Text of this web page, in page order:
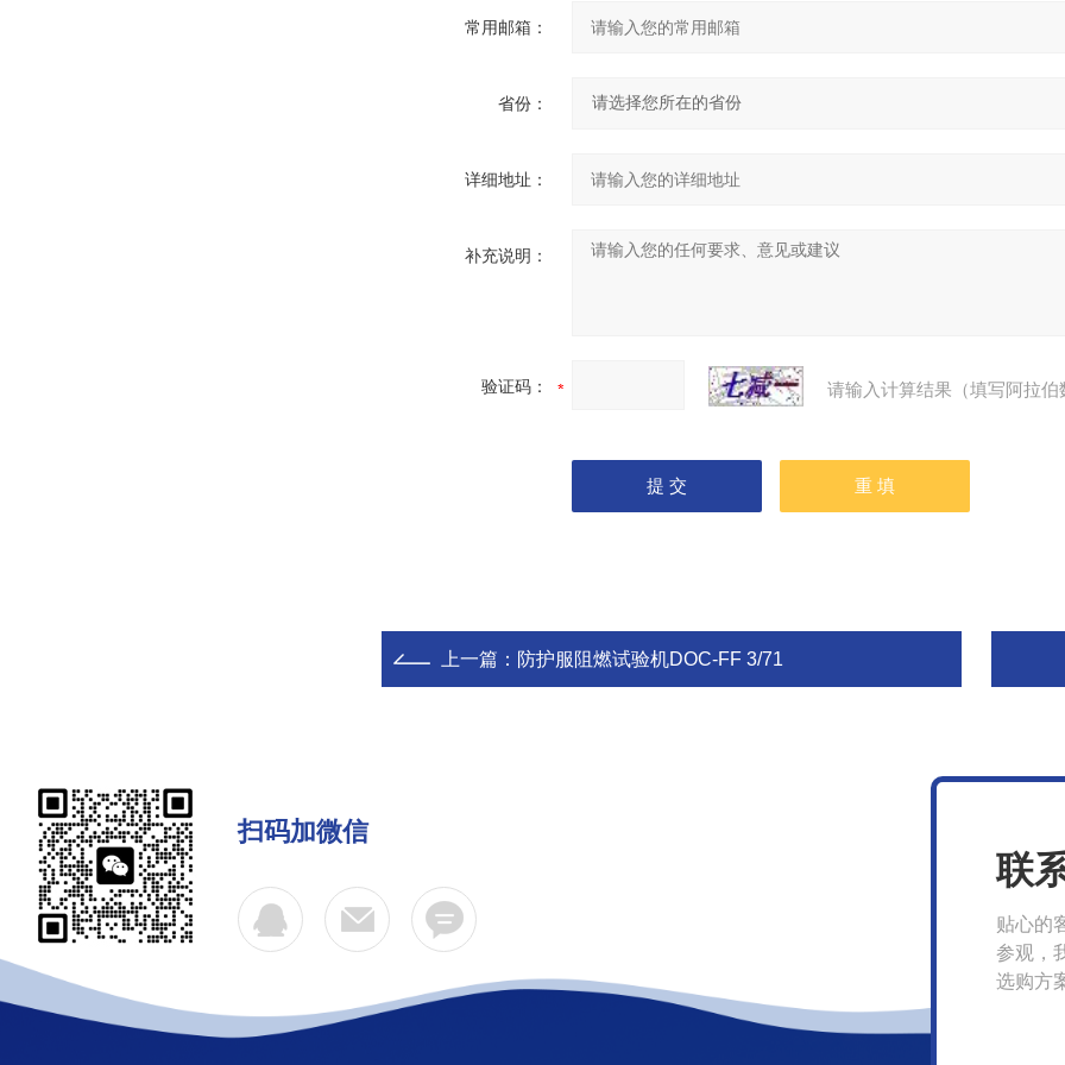
常用邮箱：
省份：
详细地址：
补充说明：
验证码： 请输入计算结果（填写阿拉
上一篇： 防护服阻燃试验机DOC-FF 3/71
扫码加微信
联
贴心的
参观，
选购方